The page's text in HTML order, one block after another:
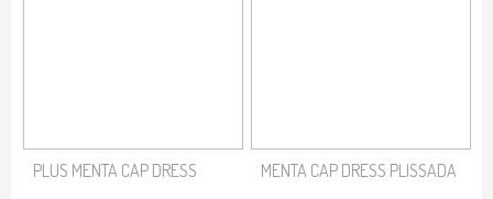
PLUS MENTA CAP DRESS MENTA CAP DRESS PLISSADA